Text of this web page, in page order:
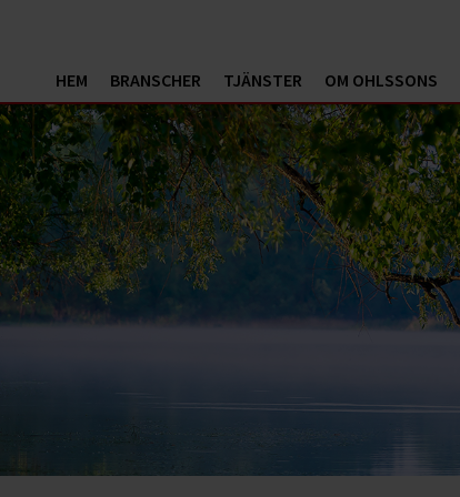
HEM BRANSCHER TJÄNSTER OM OHLSSONS